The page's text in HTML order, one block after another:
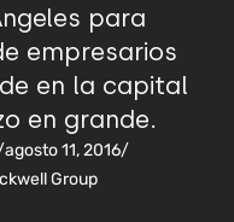
para
empresarios
en la capital
en grande.
agosto 11, 2016/
Group